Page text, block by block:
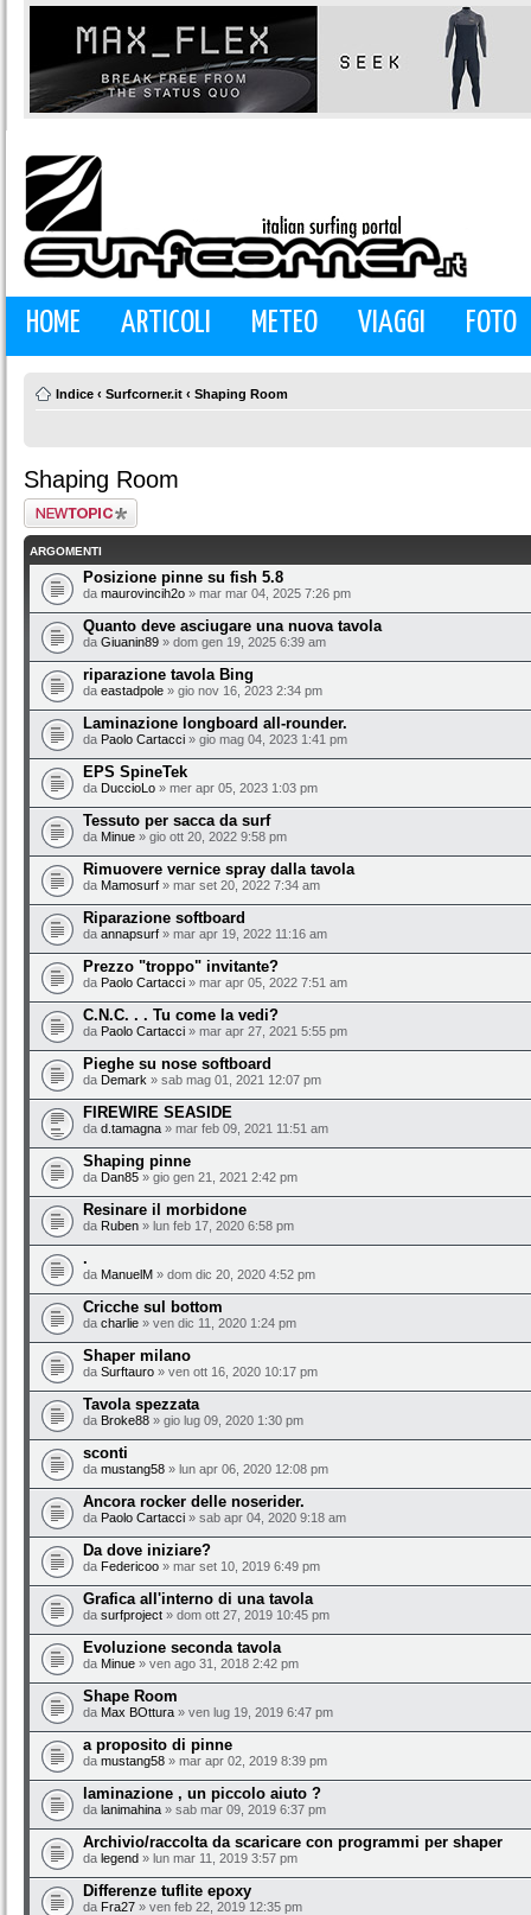
HOME ARTICOLI METEO VIAGGI FOTO
Indice ‹ Surfcorner.it ‹ Shaping Room
Shaping Room
Scrivi un nuovo
argomento
ARGOMENTI
Posizione pinne su fish 5.8
da maurovincih2o » mar mar 04, 2025 7:26 pm
Quanto deve asciugare una nuova tavola
da Giuanin89 » dom gen 19, 2025 6:39 am
riparazione tavola Bing
da eastadpole » gio nov 16, 2023 2:34 pm
Laminazione longboard all-rounder.
da Paolo Cartacci » gio mag 04, 2023 1:41 pm
EPS SpineTek
da DuccioLo » mer apr 05, 2023 1:03 pm
Tessuto per sacca da surf
da Minue » gio ott 20, 2022 9:58 pm
Rimuovere vernice spray dalla tavola
da Mamosurf » mar set 20, 2022 7:34 am
Riparazione softboard
da annapsurf » mar apr 19, 2022 11:16 am
Prezzo "troppo" invitante?
da Paolo Cartacci » mar apr 05, 2022 7:51 am
C.N.C. . . Tu come la vedi?
da Paolo Cartacci » mar apr 27, 2021 5:55 pm
Pieghe su nose softboard
da Demark » sab mag 01, 2021 12:07 pm
FIREWIRE SEASIDE
da d.tamagna » mar feb 09, 2021 11:51 am
Shaping pinne
da Dan85 » gio gen 21, 2021 2:42 pm
Resinare il morbidone
da Ruben » lun feb 17, 2020 6:58 pm
.
da ManuelM » dom dic 20, 2020 4:52 pm
Cricche sul bottom
da charlie » ven dic 11, 2020 1:24 pm
Shaper milano
da Surftauro » ven ott 16, 2020 10:17 pm
Tavola spezzata
da Broke88 » gio lug 09, 2020 1:30 pm
sconti
da mustang58 » lun apr 06, 2020 12:08 pm
Ancora rocker delle noserider.
da Paolo Cartacci » sab apr 04, 2020 9:18 am
Da dove iniziare?
da Federicoo » mar set 10, 2019 6:49 pm
Grafica all'interno di una tavola
da surfproject » dom ott 27, 2019 10:45 pm
Evoluzione seconda tavola
da Minue » ven ago 31, 2018 2:42 pm
Shape Room
da Max BOttura » ven lug 19, 2019 6:47 pm
a proposito di pinne
da mustang58 » mar apr 02, 2019 8:39 pm
laminazione , un piccolo aiuto ?
da lanimahina » sab mar 09, 2019 6:37 pm
Archivio/raccolta da scaricare con programmi per shaper
da legend » lun mar 11, 2019 3:57 pm
Differenze tuflite epoxy
da Fra27 » ven feb 22, 2019 12:35 pm